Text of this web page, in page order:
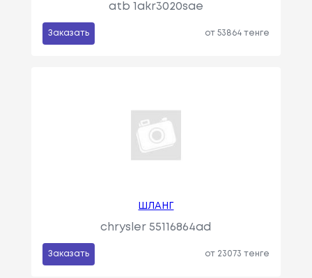
atb 1akr3020sae
Заказать от 53864 тенге
ШЛАНГ
chrysler 55116864ad
Заказать от 23073 тенге